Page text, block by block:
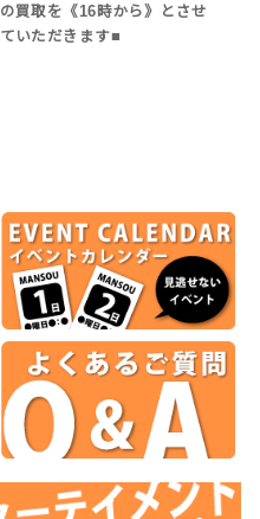
の買取を《16時から》とさせ
ていただきます■